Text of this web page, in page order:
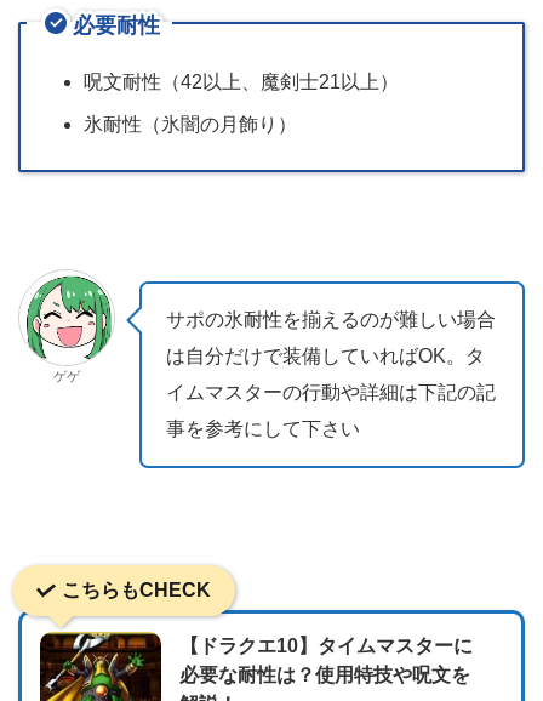
必要耐性
呪文耐性（42以上、魔剣士21以上）
氷耐性（氷闇の月飾り）
ゲゲ
サポの氷耐性を揃えるのが難しい場合
は自分だけで装備していればOK。タ
イムマスターの行動や詳細は下記の記
事を参考にして下さい
こちらもCHECK
【ドラクエ10】タイムマスターに
必要な耐性は？使用特技や呪文を